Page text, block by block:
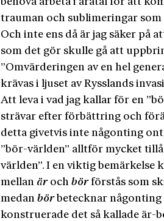
behöva arbeta i åratal för att
trauman och sublimeringar
Och inte ens då är jag säker på
som det gör skulle gå att
”Omvärderingen av en hel
krävas i ljuset av Rysslands
Att leva i vad jag kallar för en
strävar efter förbättring och
detta givetvis inte någonting
”bör-världen” alltför mycket
världen”. I en viktig bemärkelse
mellan ärochbörförstås som
medanbör betecknar någonting
konstruerade det så kallade är-